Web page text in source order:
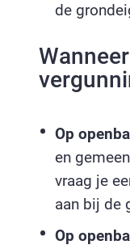
de
Op
en
vraag je
aan bij de
Op